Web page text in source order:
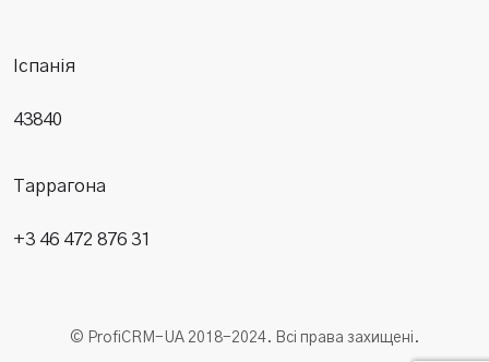
Іспанія
43840
Таррагона
+3 46 472 876 31
© ProfiCRM-UA 2018-2024. Всі права захищені.